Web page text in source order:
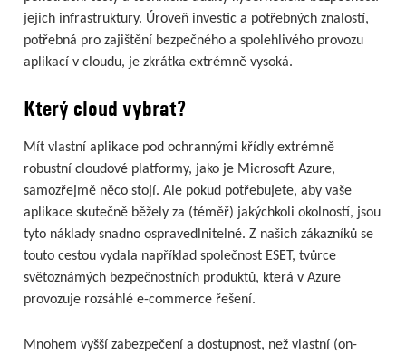
jejich infrastruktury. Úroveň investic a potřebných znalostí,
potřebná pro zajištění bezpečného a spolehlivého provozu
aplikací v cloudu, je zkrátka extrémně vysoká.
Který cloud vybrat?
Mít vlastní aplikace pod ochrannými křídly extrémně
robustní cloudové platformy, jako je Microsoft Azure,
samozřejmě něco stojí. Ale pokud potřebujete, aby vaše
aplikace skutečně běžely za (téměř) jakýchkoli okolností, jsou
tyto náklady snadno ospravedlnitelné. Z našich zákazníků se
touto cestou vydala například společnost ESET, tvůrce
světoznámých bezpečnostních produktů, která v Azure
provozuje rozsáhlé e-commerce řešení.
Mnohem vyšší zabezpečení a dostupnost, než vlastní (on-